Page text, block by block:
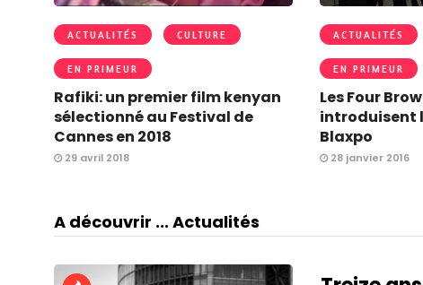
ACTUALITÉS CULTURE
EN PRIMEUR
Rafiki: un premier film kenyan
sélectionné au Festival de
Cannes en 2018
29 avril 2018
ACTUALITÉS
EN PRIMEUR
Les Four
introduisent
Blaxpo
28 janvier 2016
A découvrir ... Actualités